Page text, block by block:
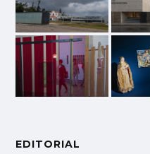
EDITORIAL